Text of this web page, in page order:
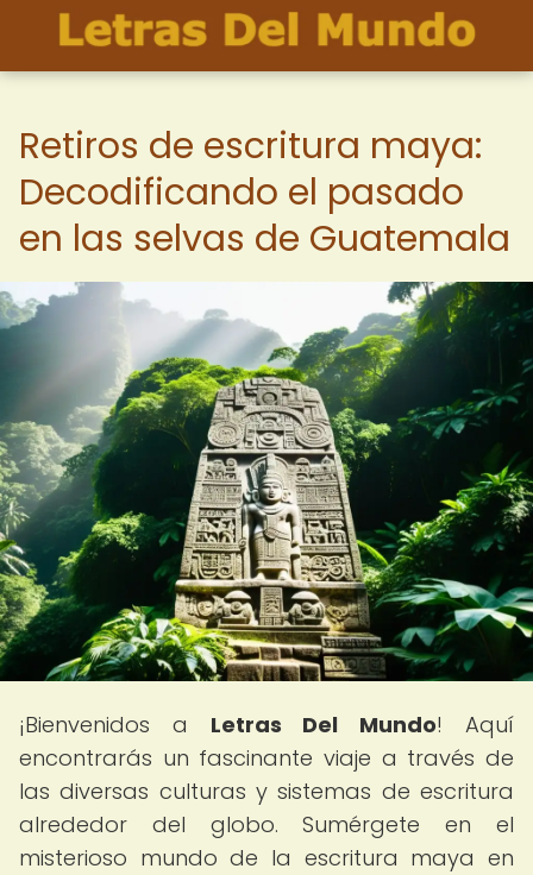
Retiros de escritura maya:
Decodificando el pasado
en las selvas de Guatemala
¡Bienvenidos a Letras Del Mundo! Aquí
encontrarás un fascinante viaje a través de
las diversas culturas y sistemas de escritura
alrededor del globo. Sumérgete en el
misterioso mundo de la escritura maya en